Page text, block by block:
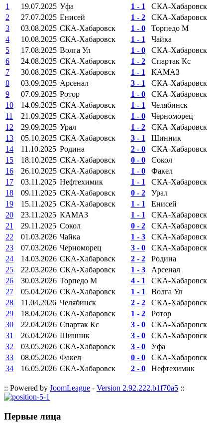
1
19.07.2025 Уфа 1 - 1
СКА-Хабаровск
2
27.07.2025 Енисей 1 - 2
СКА-Хабаровск
3
03.08.2025 СКА-Хабаровск 1 - 0
Торпедо М
4
10.08.2025 СКА-Хабаровск 1 - 1
Чайка
5
17.08.2025 Волга Ул 1 - 0
СКА-Хабаровск
6
24.08.2025 СКА-Хабаровск 1 - 2
Спартак Кс
7
30.08.2025 СКА-Хабаровск 1 - 1
КАМАЗ
8
03.09.2025 Арсенал 3 - 1
СКА-Хабаровск
9
07.09.2025 Ротор 1 - 0
СКА-Хабаровск
10
14.09.2025 СКА-Хабаровск 1 - 1
Челябинск
11
21.09.2025 СКА-Хабаровск 1 - 0
Черноморец
12
29.09.2025 Урал 1 - 2
СКА-Хабаровск
13
05.10.2025 СКА-Хабаровск 3 - 1
Шинник
14
11.10.2025 Родина 2 - 0
СКА-Хабаровск
15
18.10.2025 СКА-Хабаровск 0 - 0
Сокол
16
26.10.2025 СКА-Хабаровск 1 - 0
Факел
17
03.11.2025 Нефтехимик 1 - 1
СКА-Хабаровск
18
09.11.2025 СКА-Хабаровск 0 - 2
Урал
19
15.11.2025 СКА-Хабаровск 1 - 1
Енисей
20
23.11.2025 КАМАЗ 1 - 1
СКА-Хабаровск
21
29.11.2025 Сокол 0 - 2
СКА-Хабаровск
22
01.03.2026 Чайка 1 - 3
СКА-Хабаровск
23
07.03.2026 Черноморец 3 - 0
СКА-Хабаровск
24
14.03.2026 СКА-Хабаровск 2 - 2
Родина
25
22.03.2026 СКА-Хабаровск 1 - 3
Арсенал
26
30.03.2026 Торпедо М 4 - 1
СКА-Хабаровск
27
05.04.2026 СКА-Хабаровск 1 - 1
Волга Ул
28
11.04.2026 Челябинск 2 - 2
СКА-Хабаровск
29
18.04.2026 СКА-Хабаровск 1 - 2
Ротор
30
22.04.2026 Спартак Кс 3 - 0
СКА-Хабаровск
31
26.04.2026 Шинник 3 - 0
СКА-Хабаровск
32
03.05.2026 СКА-Хабаровск 3 - 0
Уфа
33
08.05.2026 Факел 0 - 0
СКА-Хабаровск
34
16.05.2026 СКА-Хабаровск 2 - 0 Нефтехимик
:: Powered by JoomLeague - Version 2.92.222.b1f70a5 ::
Первые лица